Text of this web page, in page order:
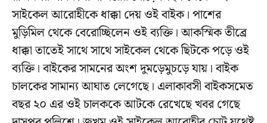
সাইকেল আরোহীকে ধাক্কা দেয় ওই বাইক। পাশের
মুড়িমিল থেকে বেরোচ্ছিলেন ওই ব্যক্তি। আকস্মিক তীব্রে
ধাক্কা তাতেই সাথে সাথে সাইকেল থেকে ছিটকে পড়ে ওই
ব্যক্তি। বাইকের সামনের অংশ দুমড়েমুচড়ে যায়। বাইক
চালকের সামান্য আঘাত লেগেছে। এলাকাবসী বাইকসমেত
বছর ২০ এর ওই চালককে আটকে রেখেছে খবর গেছে